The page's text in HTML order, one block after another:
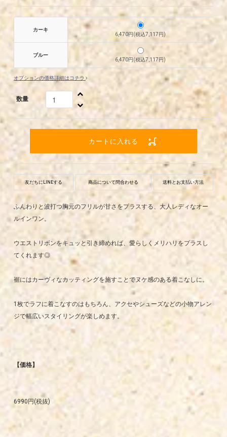
カーキ
6,470円(税込7,117円)
ブルー
6,470円(税込7,117円)
オプションの価格詳細はコチラ
数量
カートに入れる
友だちにLINEする 商品について問合わせる 送料とお支払い方法
ふんわりと波打つ胸元のフリルが甘さをプラスする、大人レディなオー
ルインワン。
ウエストリボンをキュッと引き締めれば、愛らしくメリハリをプラスし
てくれます◎
裾にはカーヴィなカッティングを施すことでヌケ感のある着こなしに。
1枚でラフに着こなすのはもちろん、アクセやシューズなどの小物アレン
ジで幅広いスタイリングが楽しめます。
【価格】
6990円(税抜)